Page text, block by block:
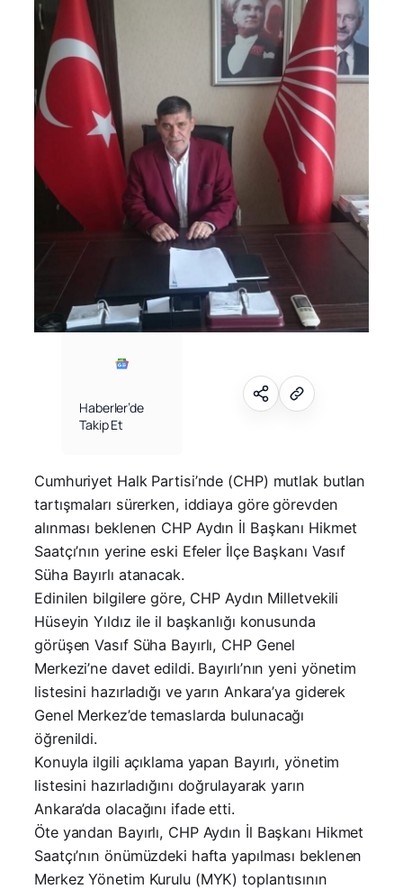
Haberler’de
Takip Et
Cumhuriyet Halk Partisi’nde (CHP) mutlak butlan
tartışmaları sürerken, iddiaya göre görevden
alınması beklenen CHP Aydın İl Başkanı Hikmet
Saatçı’nın yerine eski Efeler İlçe Başkanı Vasıf
Süha Bayırlı atanacak.
Edinilen bilgilere göre, CHP Aydın Milletvekili
Hüseyin Yıldız ile il başkanlığı konusunda
görüşen Vasıf Süha Bayırlı, CHP Genel
Merkezi’ne davet edildi. Bayırlı’nın yeni yönetim
listesini hazırladığı ve yarın Ankara’ya giderek
Genel Merkez’de temaslarda bulunacağı
öğrenildi.
Konuyla ilgili açıklama yapan Bayırlı, yönetim
listesini hazırladığını doğrulayarak yarın
Ankara’da olacağını ifade etti.
Öte yandan Bayırlı, CHP Aydın İl Başkanı Hikmet
Saatçı’nın önümüzdeki hafta yapılması beklenen
Merkez Yönetim Kurulu (MYK) toplantısının